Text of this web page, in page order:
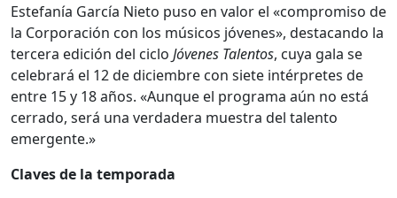
Estefanía García Nieto puso en valor el «compromiso de
la Corporación con los músicos jóvenes», destacando la
tercera edición del ciclo Jóvenes Talentos, cuya gala se
celebrará el 12 de diciembre con siete intérpretes de
entre 15 y 18 años. «Aunque el programa aún no está
cerrado, será una verdadera muestra del talento
emergente.»
Claves de la temporada